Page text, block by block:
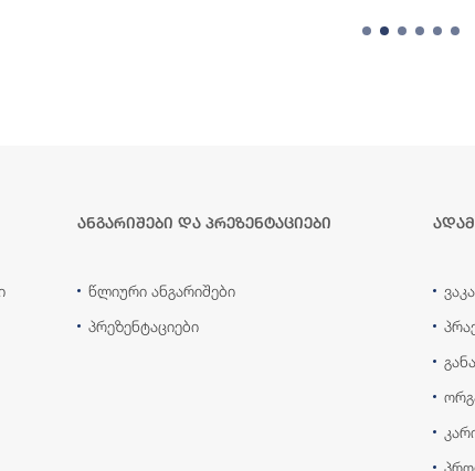
ანგარიშები და პრეზენტაციები
წლიური ანგარიშები
პრეზენტაციები